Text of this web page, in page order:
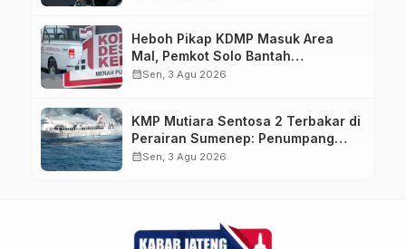
Heboh Pikap KDMP Masuk Area
Mal, Pemkot Solo Bantah
Kepemilikan Kendaraan
calendar_monthSen, 3 Agu 2026
KMP Mutiara Sentosa 2 Terbakar di
Perairan Sumenep: Penumpang
Lompat ke Laut, Evakuasi Dramatis
calendar_monthSen, 3 Agu 2026